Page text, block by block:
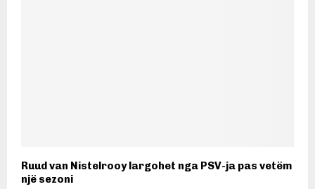
Ruud van Nistelrooy largohet nga PSV-ja pas vetëm
një sezoni